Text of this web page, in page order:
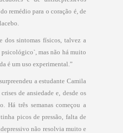
remédio para o coração é, de
dos sintomas físicos, talvez a
mas não há muito
é um uso experimental.”
a estudante Camila
de ansiedade e, desde os
Há três semanas começou a
picos de pressão, falta de
não resolvia muito e